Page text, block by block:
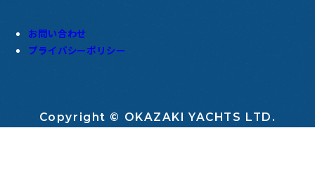
お問い合わせ
プライバシーポリシー
Copyright © OKAZAKI YACHTS LTD.